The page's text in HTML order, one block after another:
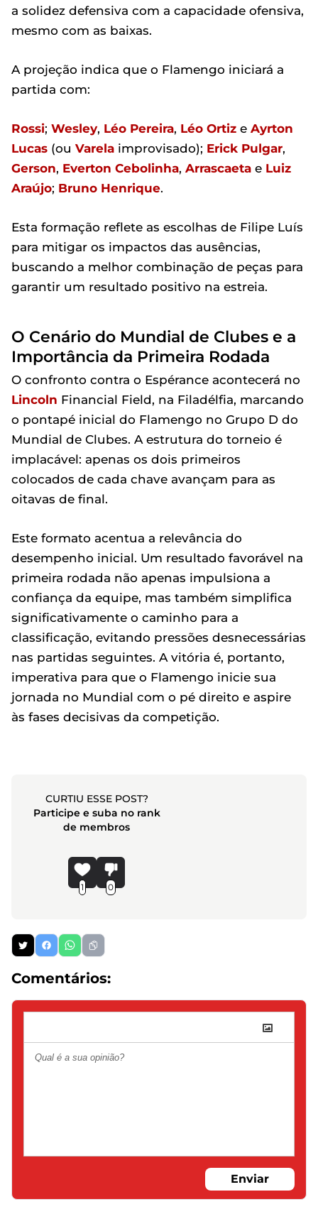
a solidez defensiva com a capacidade ofensiva,
mesmo com as baixas.
A projeção indica que o Flamengo iniciará a
partida com:
Rossi; Wesley, Léo Pereira, Léo Ortiz e Ayrton
Lucas (ou Varela improvisado); Erick Pulgar,
Gerson, Everton Cebolinha, Arrascaeta e Luiz
Araújo; Bruno Henrique.
Esta formação reflete as escolhas de Filipe Luís
para mitigar os impactos das ausências,
buscando a melhor combinação de peças para
garantir um resultado positivo na estreia.
O Cenário do Mundial de Clubes e a
Importância da Primeira Rodada
O confronto contra o Espérance acontecerá no
Lincoln Financial Field, na Filadélfia, marcando
o pontapé inicial do Flamengo no Grupo D do
Mundial de Clubes. A estrutura do torneio é
implacável: apenas os dois primeiros
colocados de cada chave avançam para as
oitavas de final.
Este formato acentua a relevância do
desempenho inicial. Um resultado favorável na
primeira rodada não apenas impulsiona a
confiança da equipe, mas também simplifica
significativamente o caminho para a
classificação, evitando pressões desnecessárias
nas partidas seguintes. A vitória é, portanto,
imperativa para que o Flamengo inicie sua
jornada no Mundial com o pé direito e aspire
às fases decisivas da competição.
CURTIU ESSE POST?
Participe e suba no rank
de membros
1 0
Comentários:
Enviar